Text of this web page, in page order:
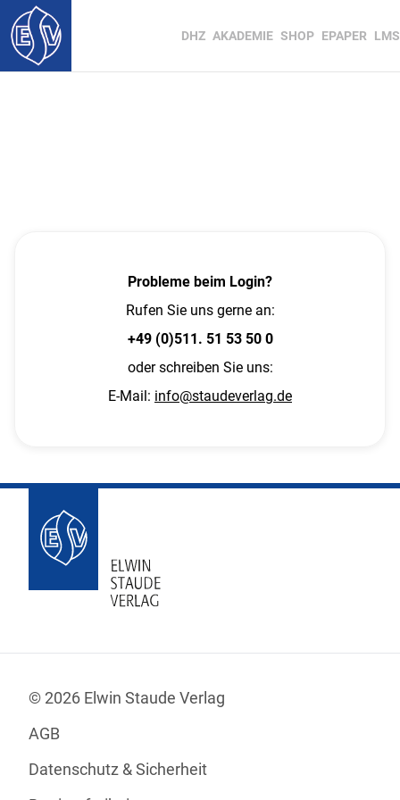
DHZ AKADEMIE SHOP EPAPER LMS
Probleme beim Login?
Rufen Sie uns gerne an:
+49 (0)511. 51 53 50 0
oder schreiben Sie uns:
E-Mail: info@staudeverlag.de
© 2026 Elwin Staude Verlag
AGB
Datenschutz & Sicherheit